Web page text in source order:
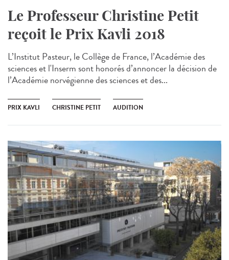
Le Professeur Christine Petit
reçoit le Prix Kavli 2018
L’Institut Pasteur, le Collège de France, l’Académie des
sciences et l'Inserm sont honorés d’annoncer la décision de
l’Académie norvégienne des sciences et des...
PRIX KAVLI CHRISTINE PETIT AUDITION